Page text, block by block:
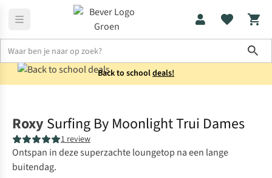
Back to schooldeals!
Roxy Surfing By Moonlight Trui Dames
1 review
Ontspan in deze superzachte loungetop na een lange
buitendag.